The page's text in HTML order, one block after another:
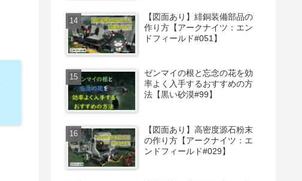
【図面あり】緋銅装備部品の
作り方【アークナイツ：エン
ドフィールド#051】
ゼンマイの根と忘念の花を効
率よく入手するおすすめの方
法【黒い砂漠#99】
【図面あり】高密度源石粉末
の作り方【アークナイツ：エ
ンドフィールド#029】